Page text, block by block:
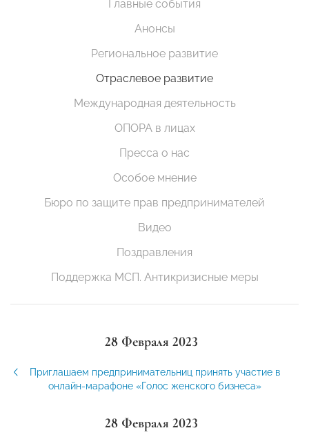
Главные события
Анонсы
Региональное развитие
Отраслевое развитие
Международная деятельность
ОПОРА в лицах
Пресса о нас
Особое мнение
Бюро по защите прав предпринимателей
Видео
Поздравления
Поддержка МСП. Антикризисные меры
28 Февраля 2023
Приглашаем предпринимательниц принять участие в
онлайн-марафоне «Голос женского бизнеса»
28 Февраля 2023